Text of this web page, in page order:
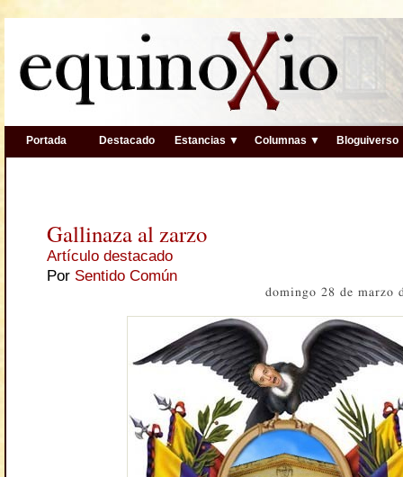
Portada Destacado Estancias ▼ Columnas ▼ Bloguiverso
Gallinaza al zarzo
Artículo destacado
Por Sentido Común
domingo 28 de marzo